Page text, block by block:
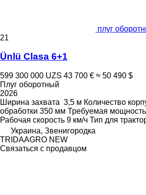
плуг
21
Ünlü Clasa 6+1
599 300 000 UZS 43 700 € ≈ 50 490 $
Плуг оборотный
2026
Ширина захвата 3,5 м Количество
обработки 350 мм Требуемая мощность
Рабочая скорость 9 км/ч Тип для
Украина, Звенигородка
TRIDAAGRO NEW
Связаться с продавцом